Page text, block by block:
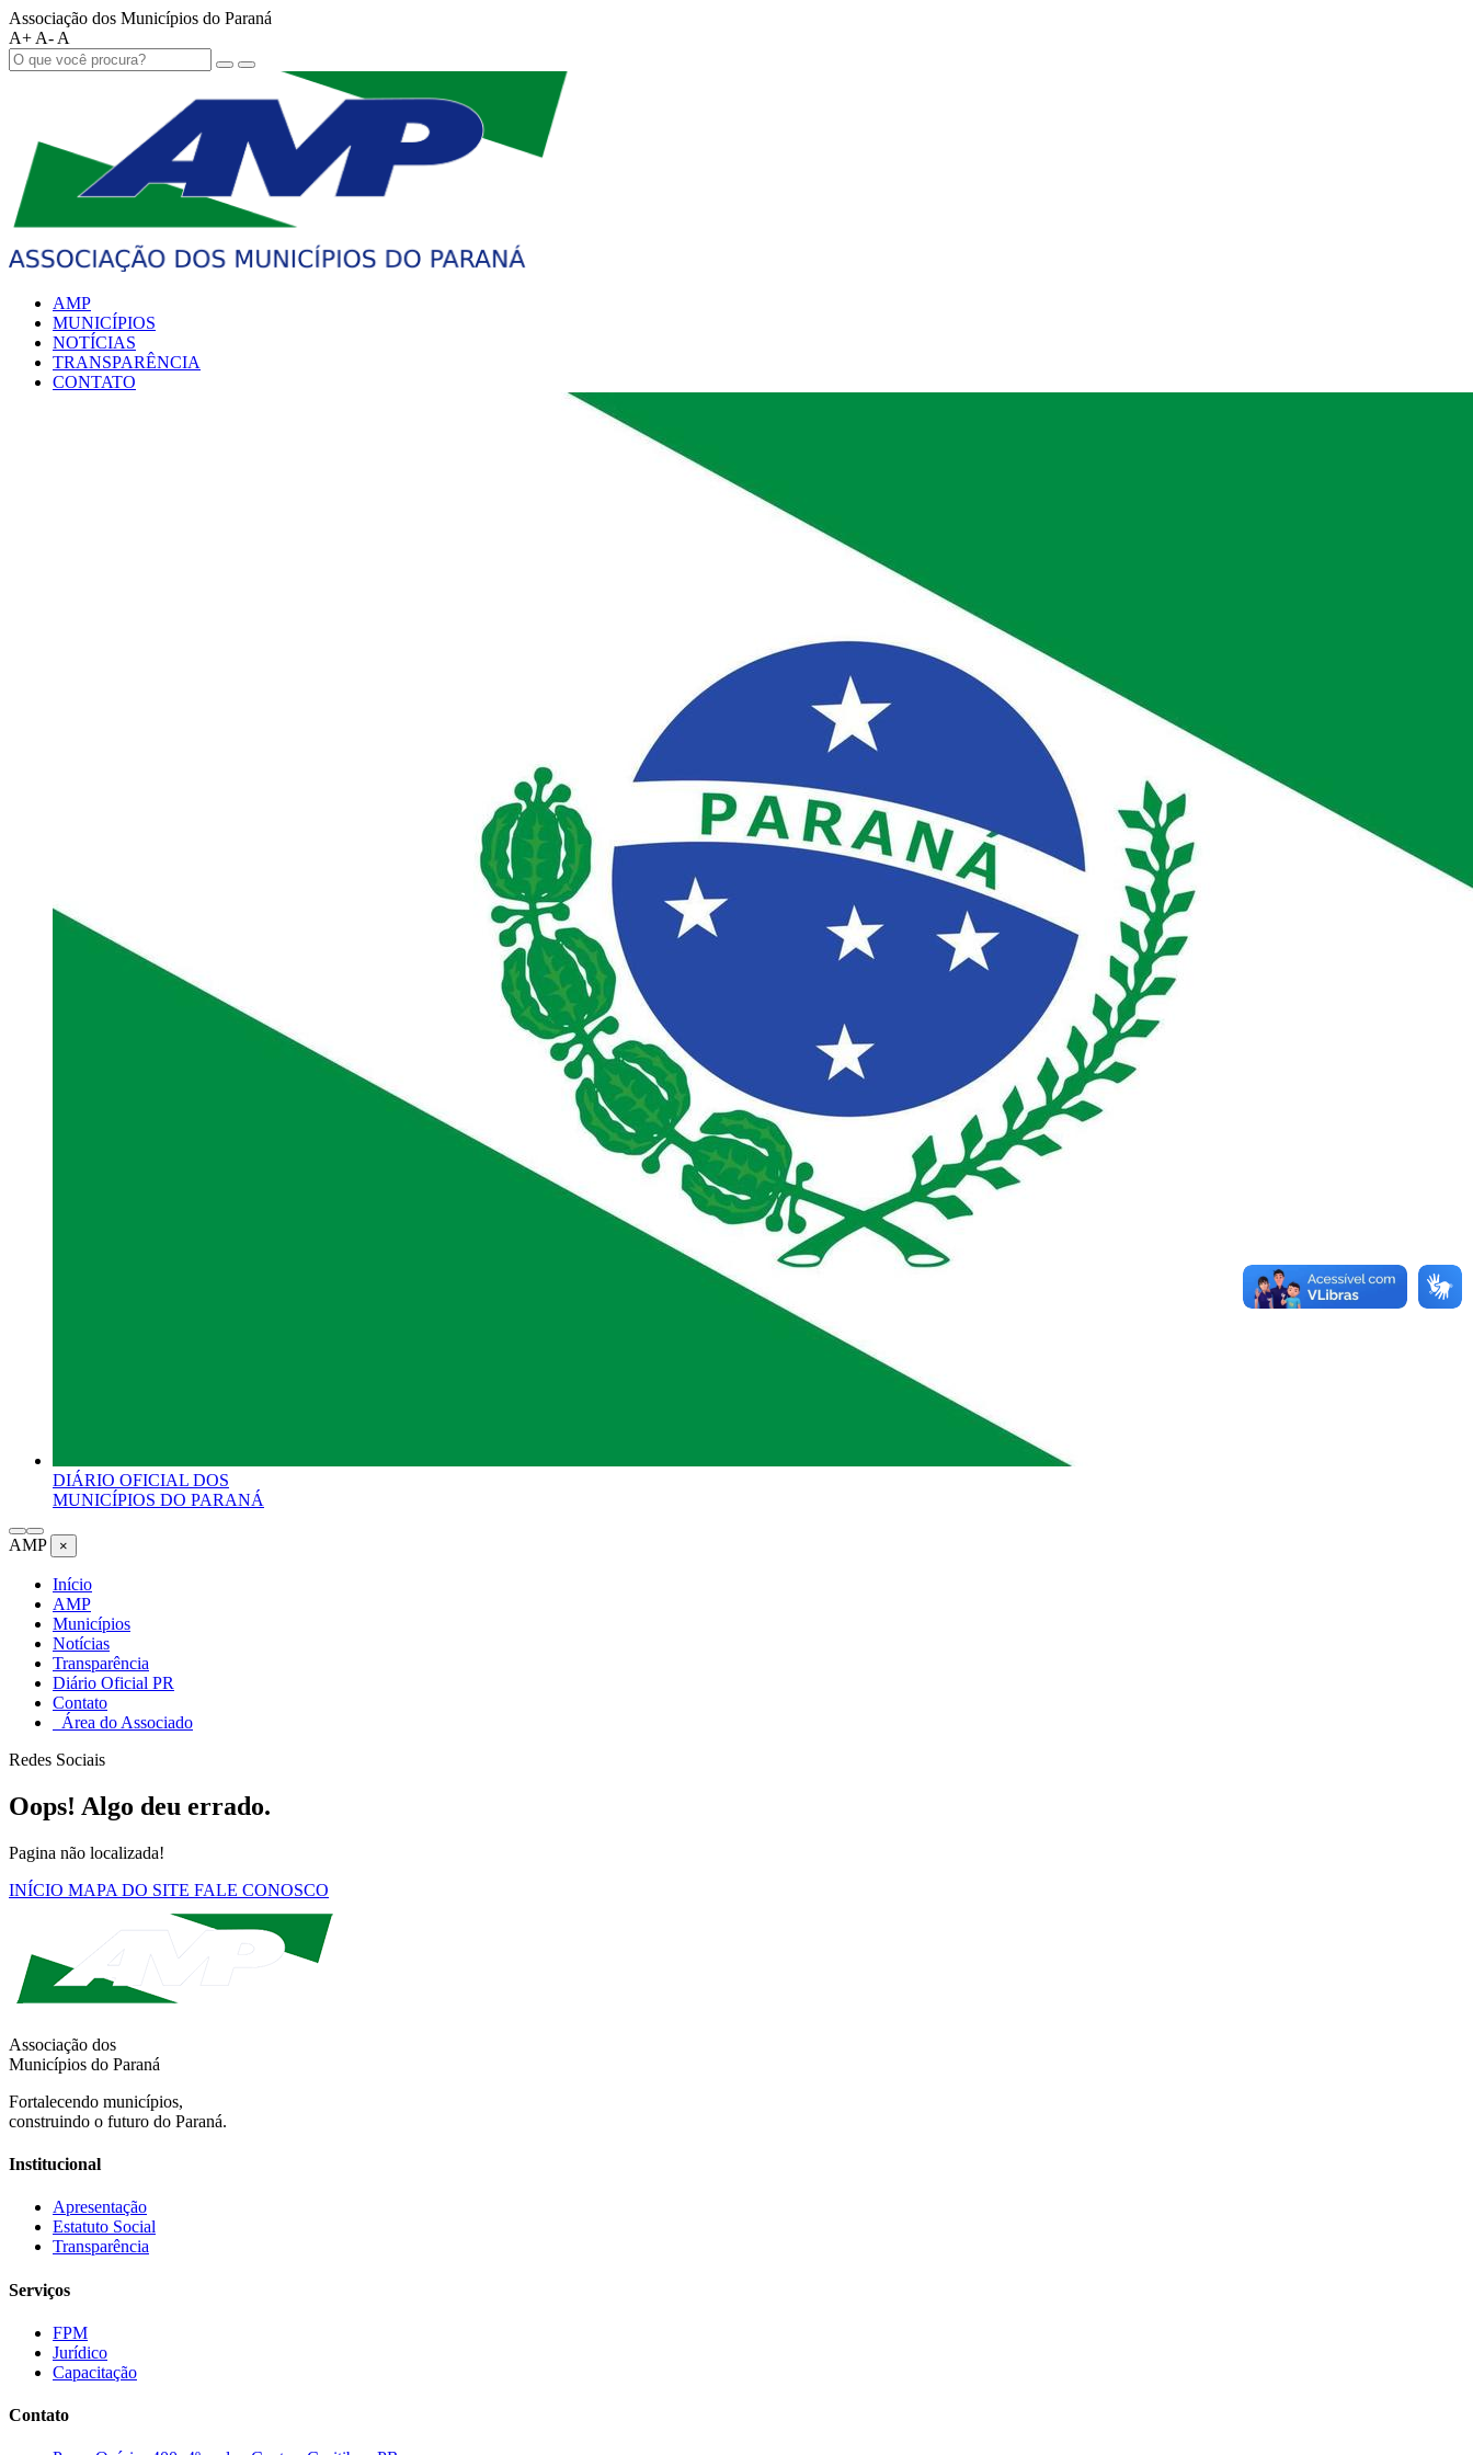
Associação dos Municípios do Paraná
A+ A- A
AMP
MUNICÍPIOS
NOTÍCIAS
TRANSPARÊNCIA
CONTATO
DIÁRIO OFICIAL DOS
MUNICÍPIOS DO PARANÁ
AMP ×
Início
AMP
Municípios
Notícias
Transparência
Diário Oficial PR
Contato
Área do Associado
Redes Sociais
Oops! Algo deu errado.
Pagina não localizada!
INÍCIO MAPA DO SITE FALE CONOSCO
Associação dos
Municípios do Paraná
Fortalecendo municípios,
construindo o futuro do Paraná.
Institucional
Apresentação
Estatuto Social
Transparência
Serviços
FPM
Jurídico
Capacitação
Contato